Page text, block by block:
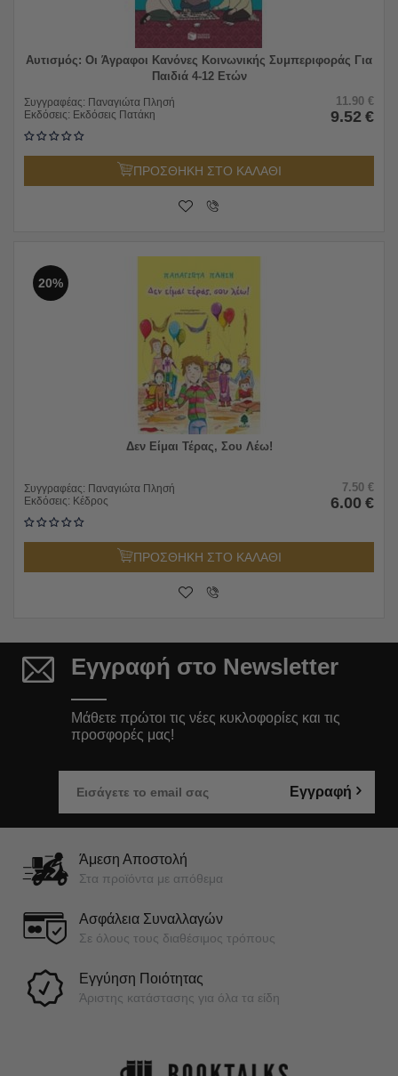
Αυτισμός: Οι Άγραφοι Κανόνες Κοινωνικής Συμπεριφοράς Για
Παιδιά 4-12 Ετών
Συγγραφέας: Παναγιώτα Πλησή
Εκδόσεις: Εκδόσεις Πατάκη
11.90 €
9.52 €
ΠΡΟΣΘΗΚΗ ΣΤΟ ΚΑΛΑΘΙ
20%
Δεν Είμαι Τέρας, Σου Λέω!
Συγγραφέας: Παναγιώτα Πλησή
Εκδόσεις: Κέδρος
7.50 €
6.00 €
ΠΡΟΣΘΗΚΗ ΣΤΟ ΚΑΛΑΘΙ
Εγγραφή στο Newsletter
Μάθετε πρώτοι τις νέες κυκλοφορίες και τις
προσφορές μας!
Εγγραφή
Άμεση Αποστολή
Στα προϊόντα με απόθεμα
Ασφάλεια Συναλλαγών
Σε όλους τους διαθέσιμος τρόπους
Εγγύηση Ποιότητας
Άριστης κατάστασης για όλα τα είδη